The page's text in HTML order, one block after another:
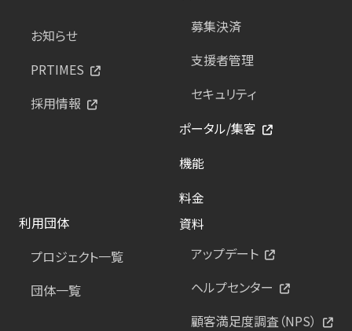
お知らせ
PRTIMES
採用情報
募集決済
支援者管理
セキュリティ
ポータル/集客
機能
料金
利用団体
プロジェクト一覧
団体一覧
資料
アップデート
ヘルプセンター
顧客満足度調査（NPS）